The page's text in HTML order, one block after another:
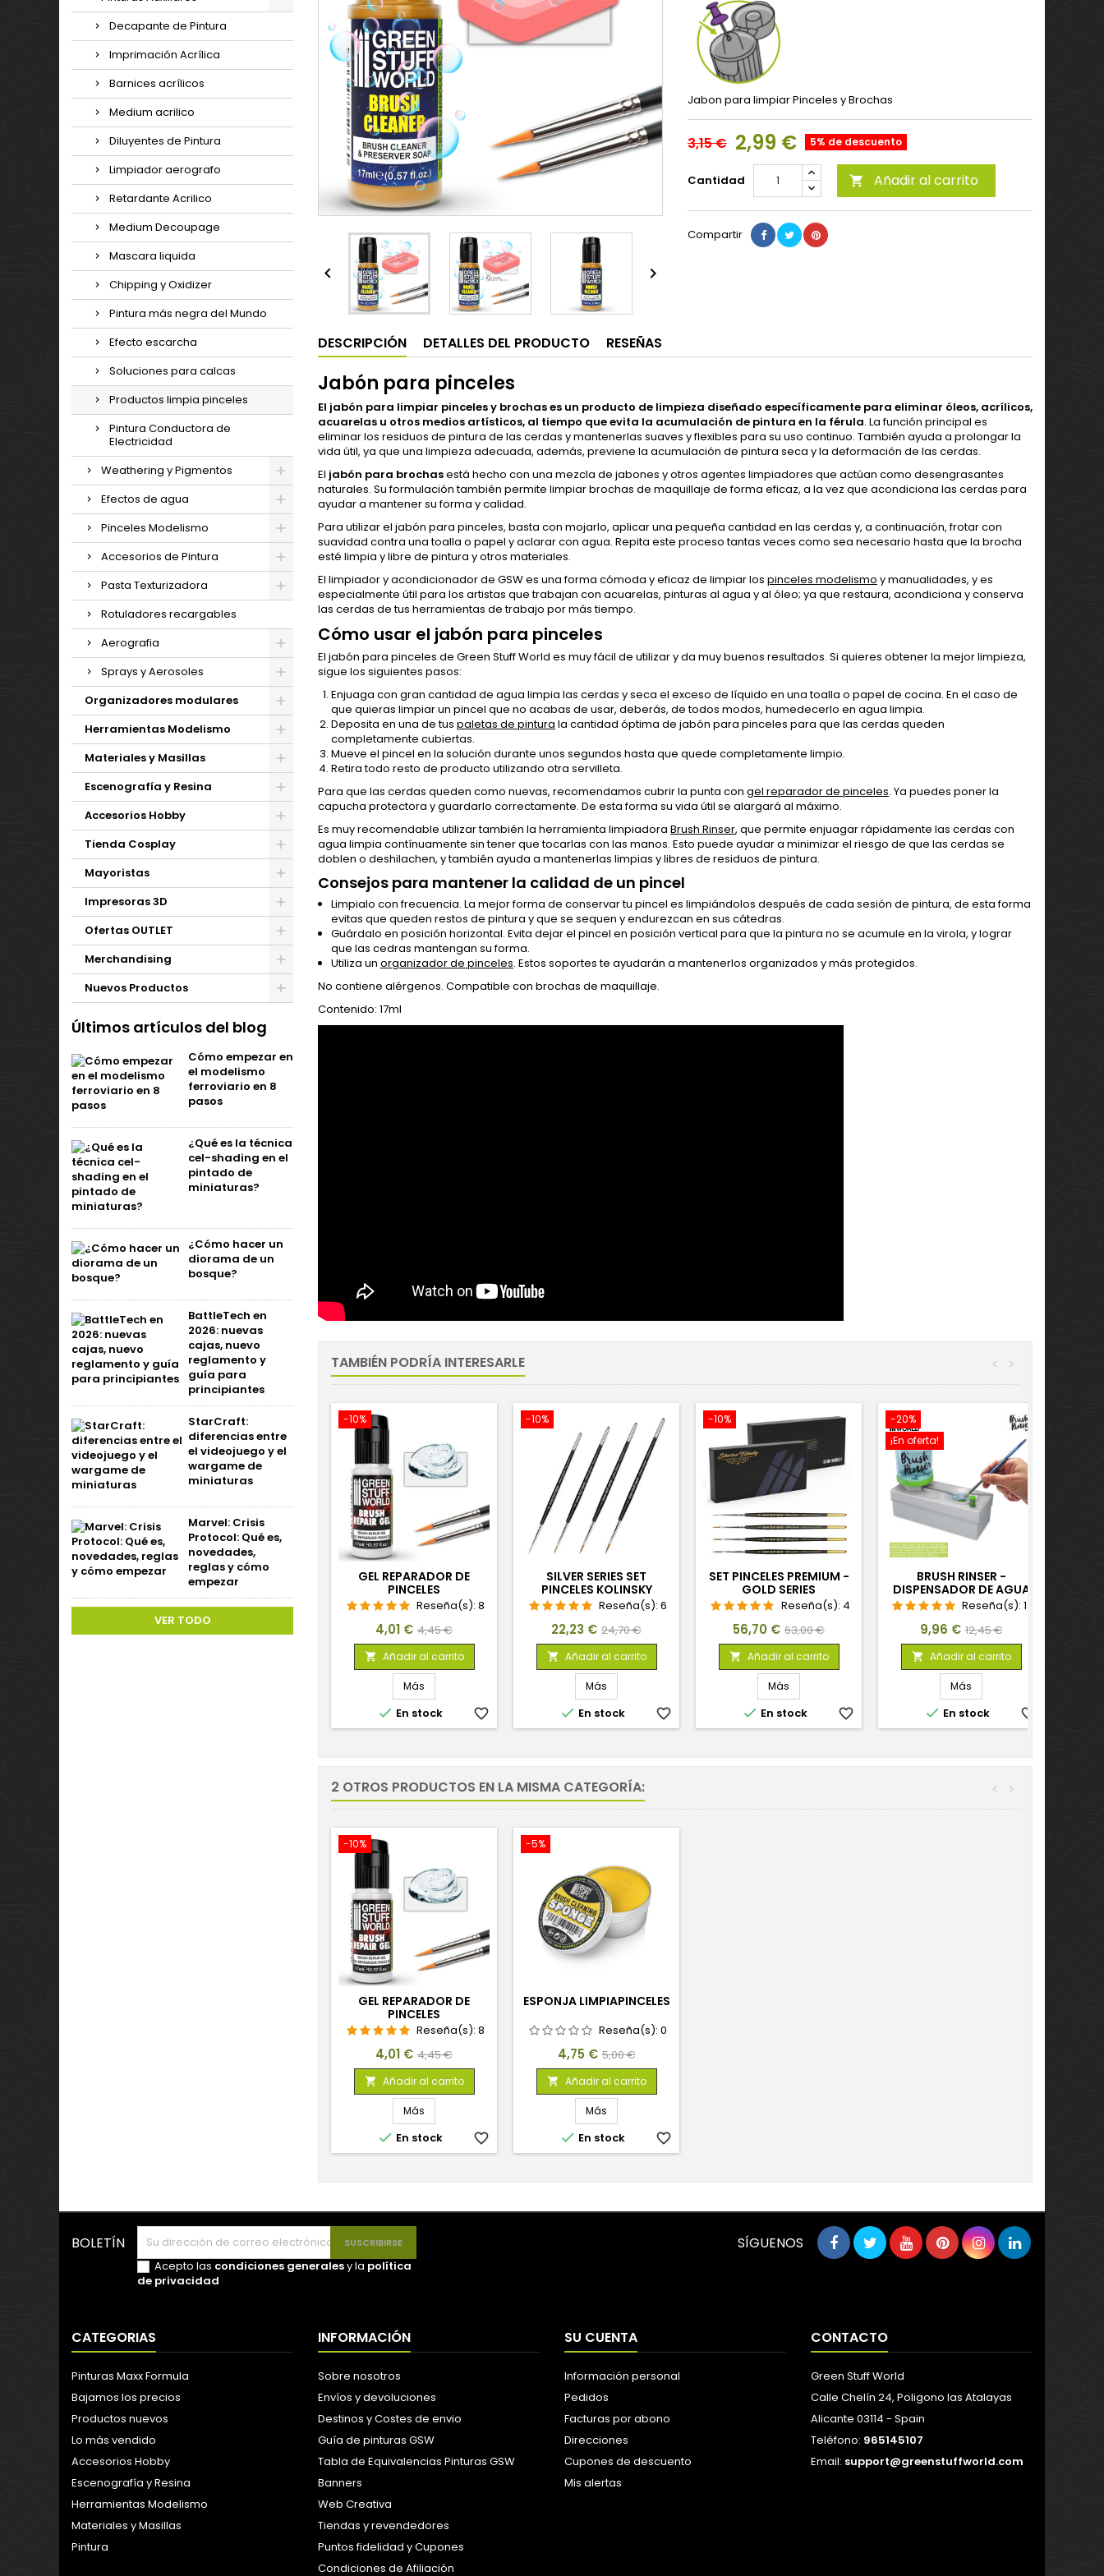
Decapante de Pintura
Imprimación Acrílica
Barnices acrílicos
Medium acrilico
Diluyentes de Pintura
Limpiador aerografo
Retardante Acrilico
Medium Decoupage
Mascara liquida
Chipping y Oxidizer
Pintura más negra del Mundo
Efecto escarcha
Soluciones para calcas
Productos limpia pinceles
Pintura Conductora de
Electricidad
Weathering y Pigmentos
Efectos de agua
Pinceles Modelismo
Accesorios de Pintura
Pasta Texturizadora
Rotuladores recargables
Aerografia
Sprays y Aerosoles
Organizadores modulares
Herramientas Modelismo
Materiales y Masillas
Escenografía y Resina
Accesorios Hobby
Tienda Cosplay
Mayoristas
Impresoras 3D
Ofertas OUTLET
Merchandising
Nuevos Productos
Últimos artículos del blog
Cómo empezar en
el modelismo
ferroviario en 8
pasos
¿Qué es la técnica
cel-shading en el
pintado de
miniaturas?
¿Cómo hacer un
diorama de un
bosque?
BattleTech en
2026: nuevas
cajas, nuevo
reglamento y
guía para
principiantes
StarCraft:
diferencias entre
el videojuego y el
wargame de
miniaturas
Marvel: Crisis
Protocol: Qué es,
novedades,
reglas y cómo
empezar
VER TODO
 
Jabon para limpiar Pinceles y Brochas
3,15 € 2,99 € 5% de descuento
Cantidad  Añadir al carrito
Compartir
DESCRIPCIÓN DETALLES DEL PRODUCTO RESEÑAS
Jabón para pinceles
El jabón para limpiar pinceles y brochas es un producto de limpieza diseñado específicamente para eliminar óleos, acrílicos,
acuarelas u otros medios artísticos, al tiempo que evita la acumulación de pintura en la férula. La función principal es
eliminar los residuos de pintura de las cerdas y mantenerlas suaves y flexibles para su uso continuo. También ayuda a prolongar la
vida útil, ya que una limpieza adecuada, además, previene la acumulación de pintura seca y la deformación de las cerdas.
El jabón para brochasestá hecho con una mezcla de jabones y otros agentes limpiadores que actúan como desengrasantes
naturales. Su formulación también permite limpiar brochas de maquillaje de forma eficaz, a la vez que acondiciona las cerdas para
ayudar a mantener su forma y calidad.
Para utilizar el jabón para pinceles, basta con mojarlo, aplicar una pequeña cantidad en las cerdas y, a continuación, frotar con
suavidad contra una toalla o papel y aclarar con agua. Repita este proceso tantas veces como sea necesario hasta que la brocha
esté limpia y libre de pintura y otros materiales.
El limpiador y acondicionador de GSW es una forma cómoda y eficaz de limpiar los pinceles modelismo y manualidades, y es
especialmente útil para los artistas que trabajan con acuarelas, pinturas al agua y al óleo; ya que restaura, acondiciona y conserva
las cerdas de tus herramientas de trabajo por más tiempo.
Cómo usar el jabón para pinceles
El jabón para pinceles de Green Stuff World es muy fácil de utilizar y da muy buenos resultados. Si quieres obtener la mejor limpieza,
sigue los siguientes pasos:
Enjuaga con gran cantidad de agua limpia las cerdas y seca el exceso de líquido en una toalla o papel de cocina. En el caso de
que quieras limpiar un pincel que no acabas de usar, deberás, de todos modos, humedecerlo en agua limpia.
Deposita en una de tus paletas de pintura la cantidad óptima de jabón para pinceles para que las cerdas queden
completamente cubiertas.
Mueve el pincel en la solución durante unos segundos hasta que quede completamente limpio.
Retira todo resto de producto utilizando otra servilleta.
Para que las cerdas queden como nuevas, recomendamos cubrir la punta con gel reparador de pinceles. Ya puedes poner la
capucha protectora y guardarlo correctamente. De esta forma su vida útil se alargará al máximo.
Es muy recomendable utilizar también la herramienta limpiadora Brush Rinser, que permite enjuagar rápidamente las cerdas con
agua limpia contínuamente sin tener que tocarlas con las manos. Esto puede ayudar a minimizar el riesgo de que las cerdas se
doblen o deshilachen, y también ayuda a mantenerlas limpias y libres de residuos de pintura.
Consejos para mantener la calidad de un pincel
Limpialo con frecuencia. La mejor forma de conservar tu pincel es limpiándolos después de cada sesión de pintura, de esta forma
evitas que queden restos de pintura y que se sequen y endurezcan en sus cátedras.
Guárdalo en posición horizontal. Evita dejar el pincel en posición vertical para que la pintura no se acumule en la virola, y lograr
que las cedras mantengan su forma.
Utiliza un organizador de pinceles. Estos soportes te ayudarán a mantenerlos organizados y más protegidos.
No contiene alérgenos. Compatible con brochas de maquillaje.
Contenido: 17ml
TAMBIÉN PODRÍA INTERESARLE >
<
-10%
GEL REPARADOR DE
PINCELES
Reseña(s): 8
Precio
4,01 € Precio
base
4,45 €
 Añadir al carrito
Más
 En stock favorite_border
-10%
SILVER SERIES SET
PINCELES KOLINSKY
Reseña(s): 6
Precio
22,23 € Precio
base
24,70 €
 Añadir al carrito
Más
 En stock favorite_border
-10%
SET PINCELES PREMIUM -
GOLD SERIES
Reseña(s): 4
Precio
56,70 € Precio
base
63,00 €
 Añadir al carrito
Más
 En stock favorite_border
-20%
¡En oferta!
BRUSH RINSER -
DISPENSADOR DE AGUA
Reseña(s): 13
Precio
9,96 € Precio
base
12,45 €
 Añadir al carrito
Más
 En stock favorite_border
2 OTROS PRODUCTOS EN LA MISMA CATEGORÍA: >
<
-10%
GEL REPARADOR DE
PINCELES
Reseña(s): 8
Precio
4,01 € Precio
base
4,45 €
 Añadir al carrito
Más
 En stock favorite_border
-5%
ESPONJA LIMPIAPINCELES
Reseña(s): 0
Precio
4,75 € Precio
base
5,00 €
 Añadir al carrito
Más
 En stock favorite_border
BOLETÍN
Acepto las condiciones generalesy la política
de privacidad
SÍGUENOS
CATEGORIAS
Pinturas Maxx Formula
Bajamos los precios
Productos nuevos
Lo más vendido
Accesorios Hobby
Escenografía y Resina
Herramientas Modelismo
Materiales y Masillas
Pintura
INFORMACIÓN
Sobre nosotros
Envíos y devoluciones
Destinos y Costes de envio
Guía de pinturas GSW
Tabla de Equivalencias Pinturas GSW
Banners
Web Creativa
Tiendas y revendedores
Puntos fidelidad y Cupones
Condiciones de Afiliación
SU CUENTA
Información personal
Pedidos
Facturas por abono
Direcciones
Cupones de descuento
Mis alertas
CONTACTO
Green Stuff World
Calle Chelín 24, Poligono las Atalayas
Alicante 03114 - Spain
Teléfono: 965145107
Email: support@greenstuffworld.com